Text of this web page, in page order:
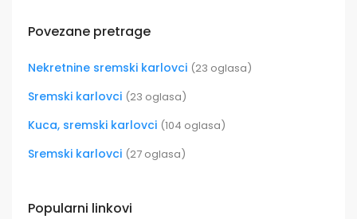
Povezane pretrage
Nekretnine sremski karlovci (23 oglasa)
Sremski karlovci (23 oglasa)
Kuca, sremski karlovci (104 oglasa)
Sremski karlovci (27 oglasa)
Popularni linkovi